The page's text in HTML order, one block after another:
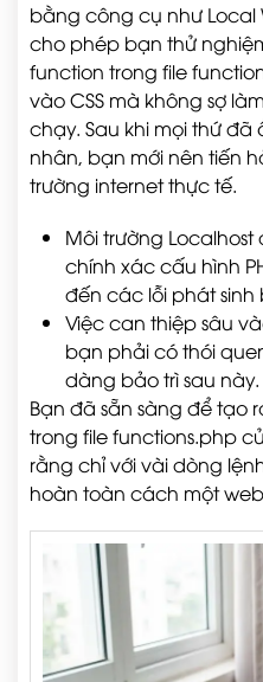
bằng công cụ như Local
cho phép bạn thử
function trong file
vào CSS mà không sợ
chạy. Sau khi mọi thứ
nhân, bạn mới nên tiến
trường internet thực tế.
Môi trường
chính xác cấu hình
đến các lỗi phát sinh
Việc can thiệp sâu
bạn phải có thói
dàng bảo trì sau này.
Bạn đã sẵn sàng để tạo
trong file functions.php
rằng chỉ với vài dòng
hoàn toàn cách một